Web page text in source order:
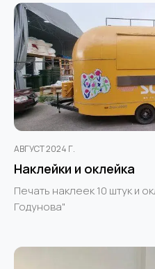
АВГУСТ 2024 Г.
Наклейки и оклейка
Печать наклеек 10 штук и
Годунова"